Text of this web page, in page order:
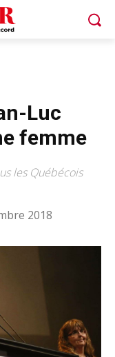
Luc
femme
les Québécois
2018